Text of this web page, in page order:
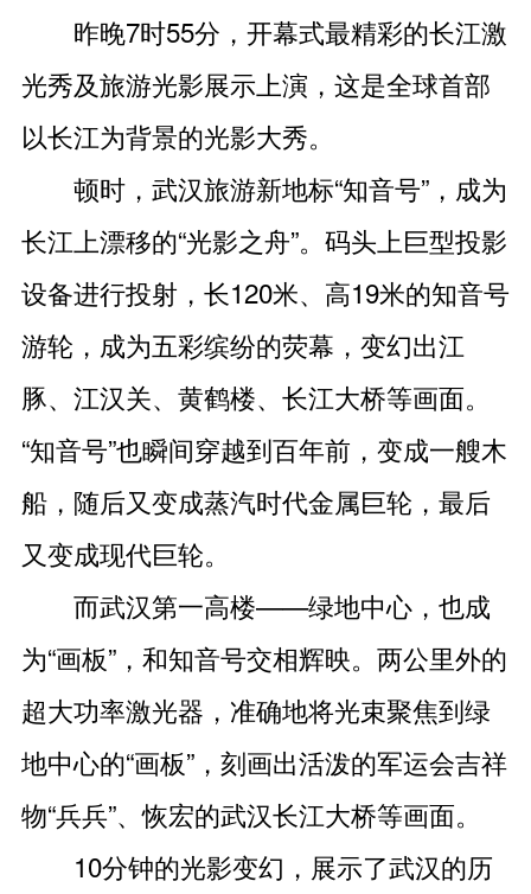
昨晚7时55分，开幕式最精彩的长江激
光秀及旅游光影展示上演，这是全球首部
以长江为背景的光影大秀。
顿时，武汉旅游新地标“知音号”，成为
长江上漂移的“光影之舟”。码头上巨型投影
设备进行投射，长120米、高19米的知音号
游轮，成为五彩缤纷的荧幕，变幻出江
豚、江汉关、黄鹤楼、长江大桥等画面。
“知音号”也瞬间穿越到百年前，变成一艘木
船，随后又变成蒸汽时代金属巨轮，最后
又变成现代巨轮。
而武汉第一高楼——绿地中心，也成
为“画板”，和知音号交相辉映。两公里外的
超大功率激光器，准确地将光束聚焦到绿
地中心的“画板”，刻画出活泼的军运会吉祥
物“兵兵”、恢宏的武汉长江大桥等画面。
10分钟的光影变幻，展示了武汉的历